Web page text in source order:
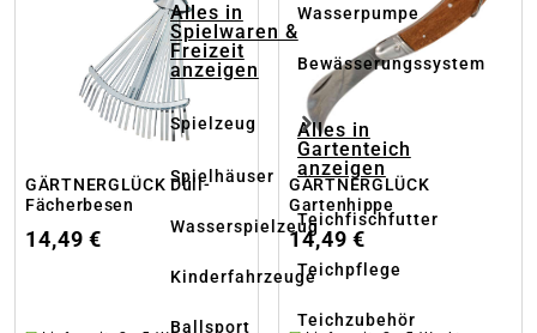
Alles in
Spielwaren &
Freizeit
anzeigen
Spielzeug
Spielhäuser
Wasserspielzeug
Kinderfahrzeuge
Ballsport
Wasserpumpe
Bewässerungssystem
Alles in
Gartenteich
anzeigen
Teichfischfutter
Teichpflege
Teichzubehör
GÄRTNERGLÜCK Düll-
Fächerbesen
14,49 €
GÄRTNERGLÜCK
Gartenhippe
14,49 €